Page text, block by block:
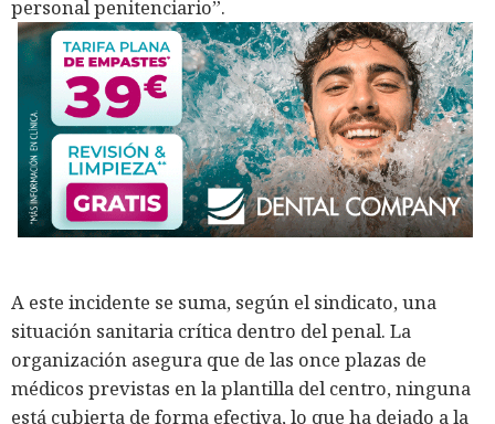
personal penitenciario”.
A este incidente se suma, según el sindicato, una
situación sanitaria crítica dentro del penal. La
organización asegura que de las once plazas de
médicos previstas en la plantilla del centro, ninguna
está cubierta de forma efectiva, lo que ha dejado a la